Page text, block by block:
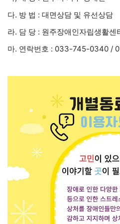
다. 방 법 : 대면상담 및 유선상담
라. 담 당 : 원주장애인자립생활센
마. 연락번호 : 033-745-0340 /